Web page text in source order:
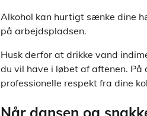
Alkohol kan hurtigt sænke dine
på arbejdspladsen.
Husk derfor at drikke vand
du vil have i løbet af aftenen.
professionelle respekt fra dine